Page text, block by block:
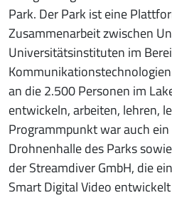
Park. Der Park ist eine
Zusammenarbeit zwischen
Universitätsinstituten im
an die 2.500 Personen im
entwickeln, arbeiten, lehren,
Programmpunkt war auch
Drohnenhalle des Parks
der Streamdiver GmbH, die
Smart Digital Video